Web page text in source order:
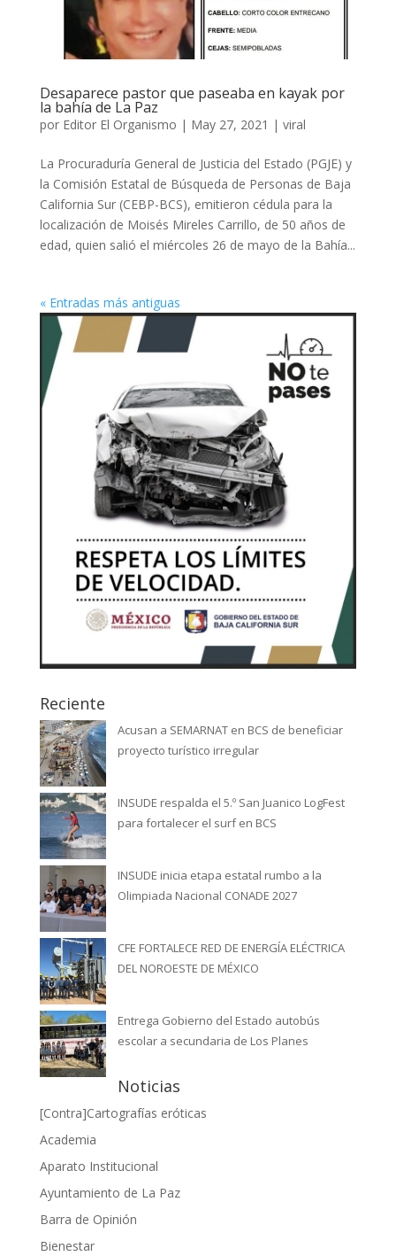
Desaparece pastor que paseaba en kayak por
la bahía de La Paz
por Editor El Organismo | May 27, 2021 | viral
La Procuraduría General de Justicia del Estado (PGJE) y
la Comisión Estatal de Búsqueda de Personas de Baja
California Sur (CEBP-BCS), emitieron cédula para la
localización de Moisés Mireles Carrillo, de 50 años de
edad, quien salió el miércoles 26 de mayo de la Bahía...
« Entradas más antiguas
Reciente
Acusan a SEMARNAT en BCS de beneficiar
proyecto turístico irregular
INSUDE respalda el 5.º San Juanico LogFest
para fortalecer el surf en BCS
INSUDE inicia etapa estatal rumbo a la
Olimpiada Nacional CONADE 2027
CFE FORTALECE RED DE ENERGÍA ELÉCTRICA
DEL NOROESTE DE MÉXICO
Entrega Gobierno del Estado autobús
escolar a secundaria de Los Planes
Noticias
[Contra]Cartografías eróticas
Academia
Aparato Institucional
Ayuntamiento de La Paz
Barra de Opinión
Bienestar